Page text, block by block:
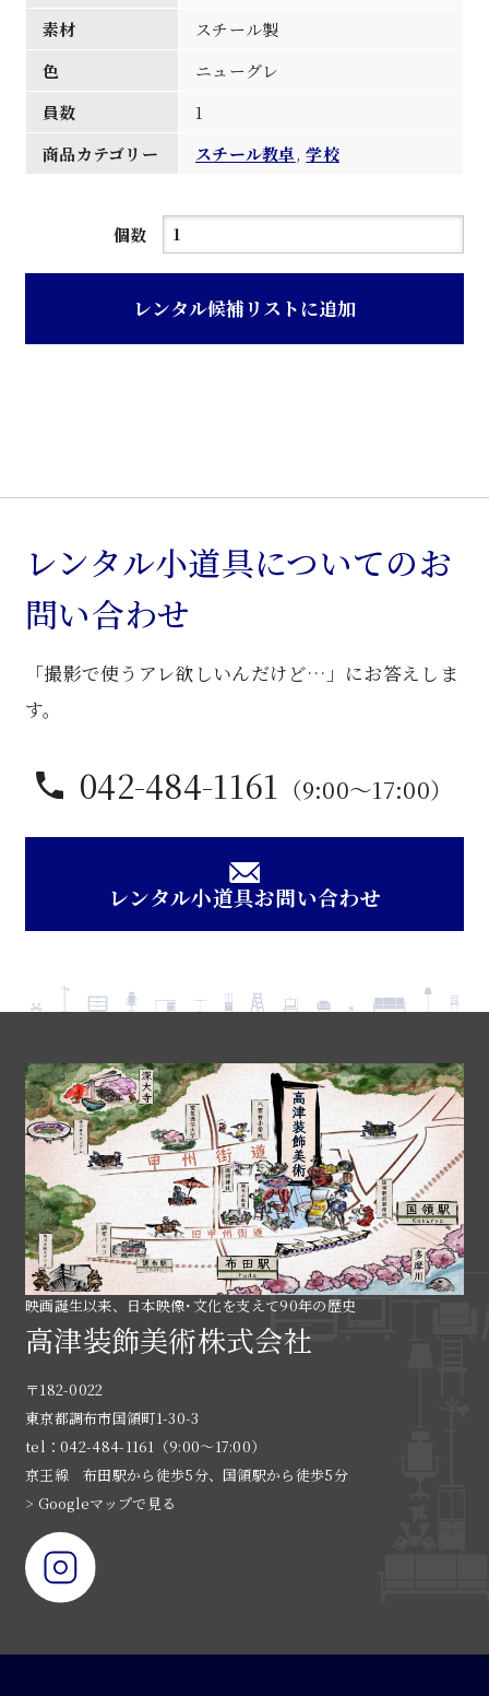
素材
スチール製
色
ニューグレ
員数
1
商品カテゴリー
スチール教卓,学校
個数
ニ
グ
ル
製
教
個
レンタル候補リストに追加
レンタル小道具についてのお
問い合わせ
「撮影で使うアレ欲しいんだけど…」にお答えしま
す。
042-484-1161 （9:00〜17:00）
レンタル小道具お問い合わせ
映画誕生以来、日本映像･文化を支えて90年の歴史
高津装飾美術株式会社
〒182-0022
東京都調布市国領町1-30-3
tel：042-484-1161（9:00〜17:00）
京王線 布田駅から徒歩5分、国領駅から徒歩5分
> Googleマップで見る